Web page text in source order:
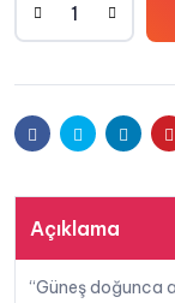
₺210,00.
fiyat:
İkinci
-
Akif
adet
FacebookTwitter
Açıklama
“Güneş doğunca